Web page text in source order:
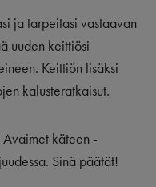
ja tarpeitasi vastaavan
uuden keittiösi
Keittiön lisäksi
kalusteratkaisut.
Avaimet käteen -
Sinä päätät!